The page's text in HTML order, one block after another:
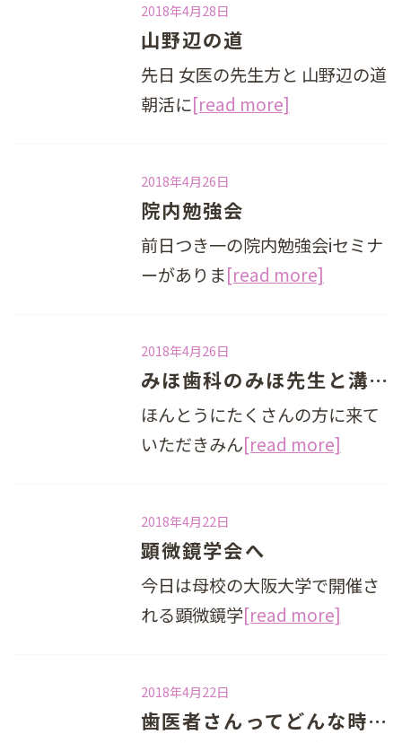
2018年4月28日
山野辺の道
先日 女医の先生方と 山野辺の道
朝活に[read more]
2018年4月26日
院内勉強会
前日つき一の院内勉強会iセミナ
ーがありま[read more]
2018年4月26日
みほ歯科のみほ先生と溝井歯科のみなさまが医院見学にこられました✨✨✨✨
ほんとうにたくさんの方に来て
いただきみん[read more]
2018年4月22日
顕微鏡学会へ
今日は母校の大阪大学で開催さ
れる顕微鏡学[read more]
2018年4月22日
歯医者さんってどんな時に行っていいの？（予防歯科）